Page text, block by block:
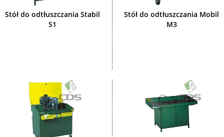
Stół do odtłuszczania Stabil
S1
Stół do odtłuszczania Mobil
M3